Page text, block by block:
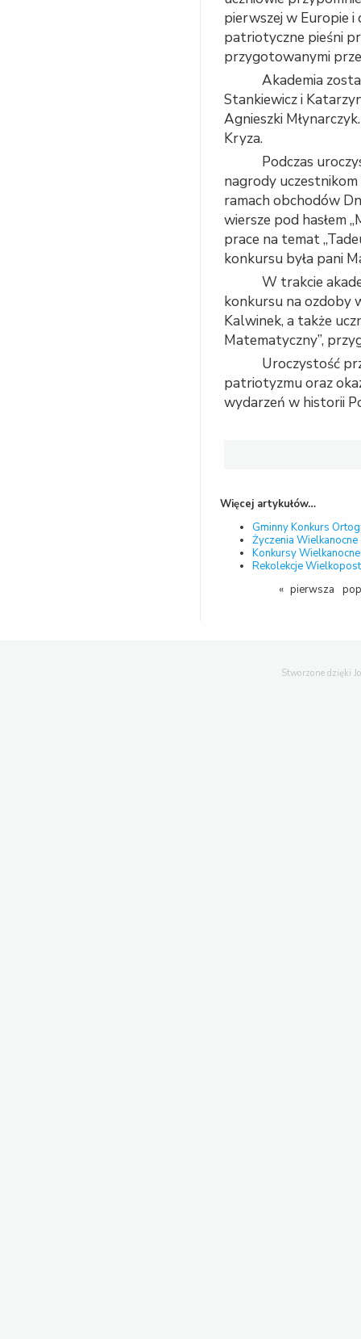
pierwszej w Europie i
patriotyczne pieśni
przygotowanymi
Akademia
Stankiewicz i
Agnieszki
Kryza.
Podczas
nagrody
ramach obchodów
wiersze pod hasłem
prace na temat
konkursu była pani
W trakcie
konkursu na ozdoby
Kalwinek, a także
Matematyczny”,
Uroczystość
patriotyzmu oraz
wydarzeń w historii
Więcej artykułów…
Gminny Konkurs
Życzenia Wielkanocne
Konkursy Wielkanocne
Rekolekcje
« pierwsza
Stworzone dzięki